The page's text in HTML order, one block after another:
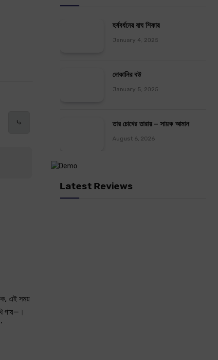
⤷
এই সময়
গায়—।
হর্ষবর্ধনের বাঘ শিকার
January 4, 2025
দোকানির বউ
January 5, 2025
তার চোখের তারায় – সায়ক আমান
August 6, 2026
Latest Reviews